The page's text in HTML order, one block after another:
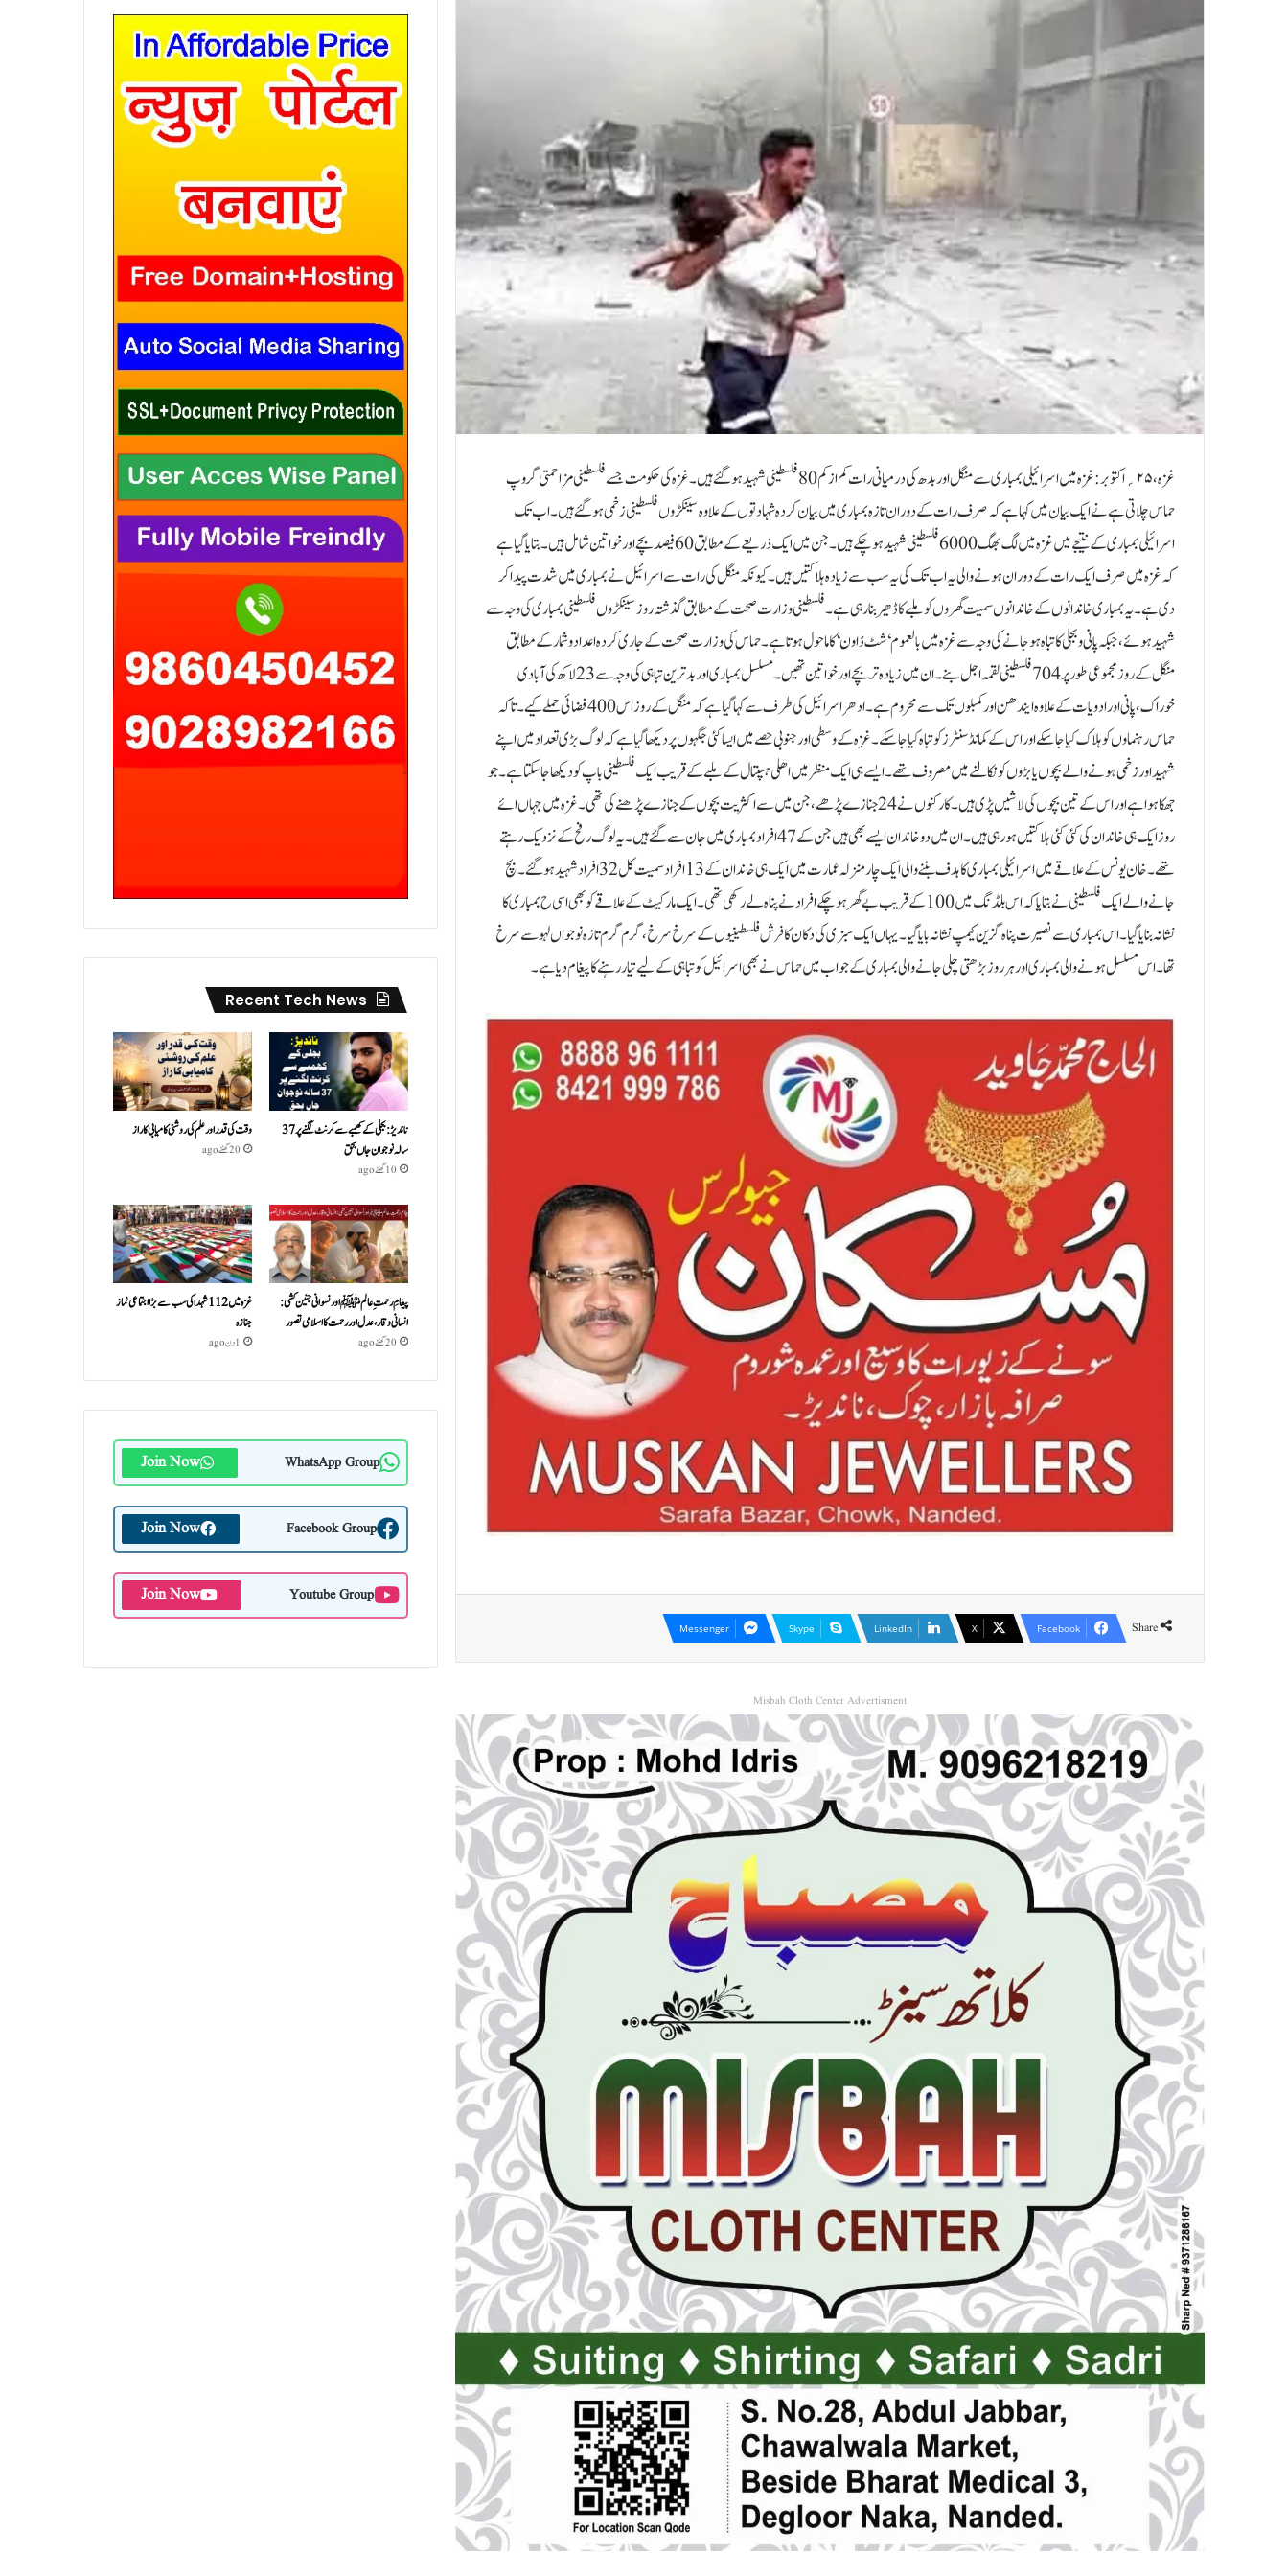
غزہ،۲۵؍اکتوبر:غزہ میں اسرائیلی بمباری سے منگل اور بدھ کی درمیانی رات کم از کم 80 فلسطینی شہید ہو گئے ہیں۔ غزہ کی حکومت جسے فلسطینی مزاحمتی گروپ
حماس چلاتی ہے نے ایک بیان میں کہا ہے کہ صرف رات کے دوران تازہ بمباری میں بیان کردہ شہادتوں کے علاوہ سینکڑوں فلسطینی زخمی ہو گئے ہیں۔اب تک
اسرائیلی بمباری کے نتیجے میں غزہ میں لگ بھگ 6000 فلسطینی شہید ہو چکے ہیں۔ جن میں ایک ذریعے کے مطابق 60 فیصد بچے اور خواتین شامل ہیں۔بتایا گیا ہے
کہ غزہ میں صرف ایک رات کے دوران ہونے والی یہ اب تک کی یہ سب سے زیادہ ہلاکتیں ہیں۔ کیونکہ منگل کی رات سے اسرائیل نے بمباری میں شدت پیدا کر
دی ہے۔ یہ بمباری خاندانوں کے خاندانوں سمیت گھروں کو ملبے کا ڈھیر بنا رہی ہے۔فلسطینی وزارت صحت کے مطابق گذشتہ روز سینکڑوں فلسطینی بمباری کی وجہ سے
شہید ہوئے، جبکہ پانی و بجلی کا تباہ ہو جانے کی وجہ سے غزہ میں بالعموم ‘شٹ ڈاون ‘ کا ماحول ہوتا ہے۔حماس کی وزارت صحت کے جاری کردہ اعداد و شمار کے مطابق
منگل کے روز مجموعی طور پر 704 فلسطینی لقمہ اجل بنے۔ان میں زیادہ تر بچے اور خواتین تھیں۔ مسلسل بمباری اور بد ترین تباہی کی وجہ سے 23 لاکھ کی آبادی
خوراک، پانی اور ادویات کے علاوہ ایندھن اور کمبلوں تک سے محروم ہے۔ادھر اسرائیل کی طرف سے کہا گیا ہے کہ منگل کے روز اس 400 فضائی حملے کیے۔ تاکہ
حماس رہنماوں کو ہلاک کیا جاسکے اور اس کے کمانڈ سنٹرز کو تباہ کیا جاسکے۔غزہ کے وسطی اور جنوبی حصے میں ایسا کئی جگہوں پر دیکھا گیا ہے کہ لوگ بڑی تعداد میں اپنے
شہید اور زخمی ہونے والے بچوں یا بڑوں کو نکالنے میں مصروف تھے۔ایسے ہی ایک منظر میں اھلی ہسپتال کے ملبے کے قریب ایک فلسطینی باپ کو دیکھا جا سکتا ہے۔ جو
جھکا ہوا ہے اوراس کے تین بچوں کی لاشیں پڑی ہیں۔ کارکنوں نے 24 جنازے پڑھے ، جن میں سے اکثریت بچوں کے جنازے پڑھنے کی تھی۔غزہ میں جہاں ائے
روز ایک ہی خاندان کی کئی کئی ہلاکتیں ہو رہی ہیں۔ ان میں دو خاندان ایسے بھی ہیں جن کے 47 افراد بمباری میں جان سے گئے ہیں۔ یہ لوگ رفح کے نزدیک رہتے
تھے۔خان یونس کے علاقے میں اسرائیلی بمباری کا ہدف بننے والی ایک چار منزلہ عمارت میں ایک ہی خاندان کے 13 افراد سمیت کل 32 افراد شہید ہو گئے۔ بچ
جانے والے ایک فلسطینی نے بتایا کہ اس بلڈنگ میں 100 کے قریب بے گھر ہو چکے افراد نے پناہ لے رکھی تھی۔ایک مارکیٹ کے علاقے کو بھی اسی ح بمباری کا
نشانہ بنایا گیا ۔ اس بمباری سے نصیرت پناہ گزین کیمپ نشانہ بایا گیا۔ یہاں ایک سبزی کی دکان کا فرش فلسطینیوں کے سرخ سرخ ، گرم گرم تازہ نوجواں لہو سے سرخ
تھا۔اس مسلسل ہونے والی بمباری اور ہر روز بڑھتی چلی جانے والی بمباری کے جواب میں حماس نے بھی اسرائیل کو تباہی کے لیے تیار رہنے کا پیغام دیا ہے۔
Share
Facebook
X
LinkedIn
Skype
Messenger
Misbah Cloth Center Advertisment
Recent Tech News
ناندیڑ: بجلی کے کھمبے سے کرنٹ لگنے پر 37
سالہ نوجوان جاں بحق
10 گھنٹے ago
وقت کی قدر اور علم کی روشنی کامیابی کا راز
20 گھنٹے ago
پیغامِ رحمتِ عالمﷺ اور نسوانی جنین کشی:
انسانی وقار، عدل اور رحمت کا اسلامی تصور
20 گھنٹے ago
غزہ میں 112 شہدا کی سب سے بڑا اجتماعی نماز
جنازہ
1 دن ago
WhatsApp Group
Join Now
Facebook Group
Join Now
Youtube Group
Join Now